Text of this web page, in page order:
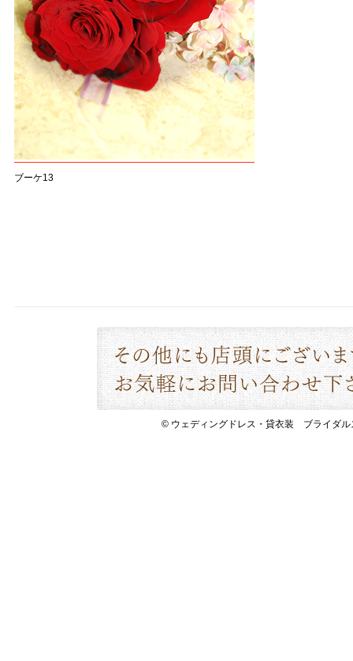
ブーケ13
© ウェディングドレス・貸衣装 ブライダ